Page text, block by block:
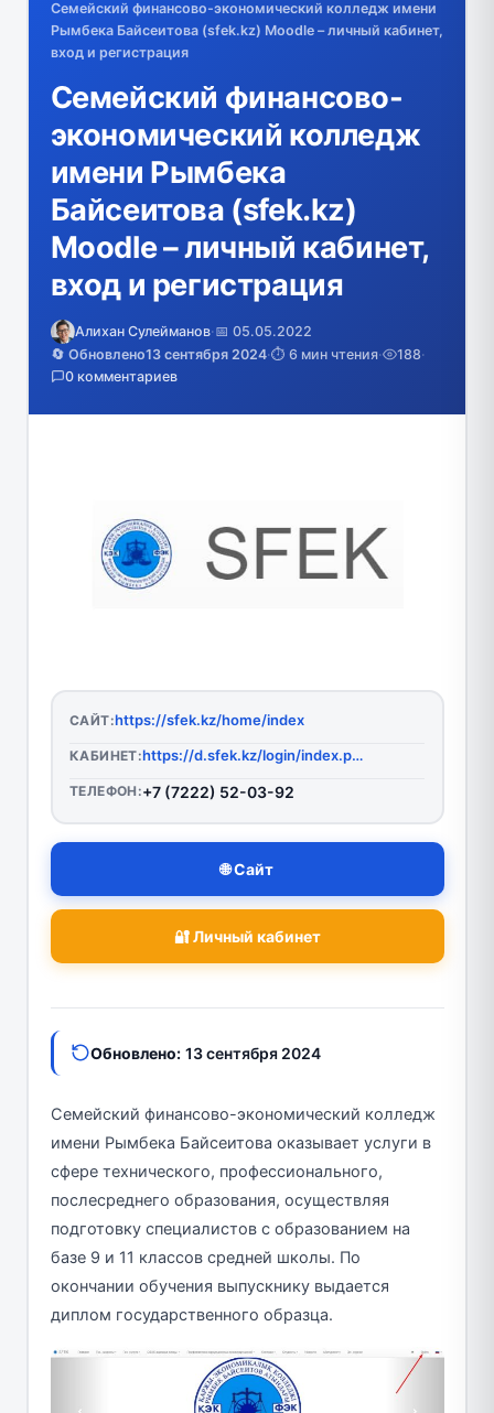
Семейский финансово-экономический колледж имени
Рымбека Байсеитова (sfek.kz) Moodle – личный кабинет,
вход и регистрация
Семейский финансово-
экономический колледж
имени Рымбека
Байсеитова (sfek.kz)
Moodle – личный кабинет,
вход и регистрация
Алихан Сулейманов·📅 05.05.2022
🔄 Обновлено13 сентября 2024·⏱️ 6 мин чтения· 188·
0 комментариев
САЙТ:https://sfek.kz/home/index
КАБИНЕТ: https://d.sfek.kz/login/index.php
ТЕЛЕФОН:+7 (7222) 52-03-92
🌐 Сайт
🔐 Личный кабинет
Обновлено: 13 сентября 2024
Семейский финансово-экономический колледж
имени Рымбека Байсеитова оказывает услуги в
сфере технического, профессионального,
послесреднего образования, осуществляя
подготовку специалистов с образованием на
базе 9 и 11 классов средней школы. По
окончании обучения выпускнику выдается
диплом государственного образца.